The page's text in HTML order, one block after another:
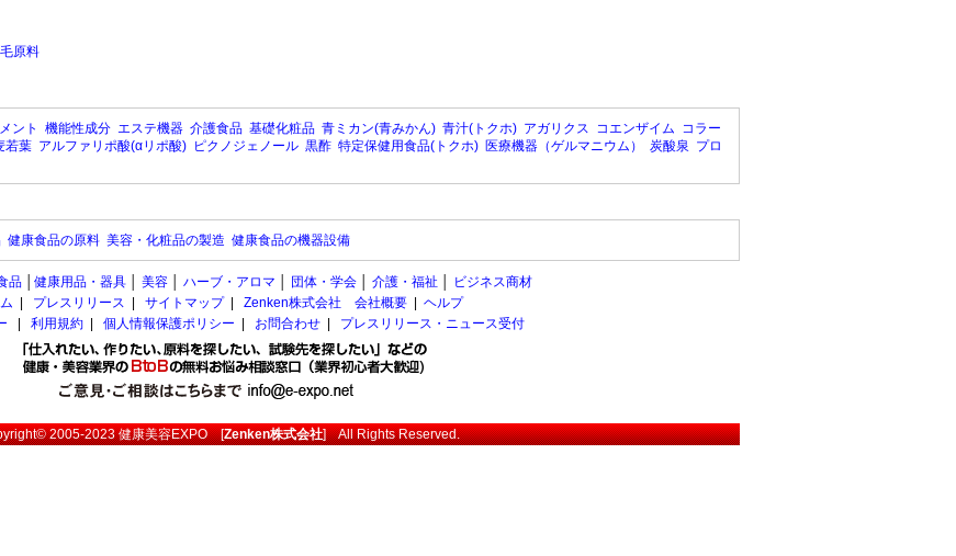
原料
ント 機能性成分 エステ機器 介護食品 基礎化粧品 青ミカン(青みかん) 青汁(トクホ) アガリクス コエンザイム コラー
若葉 アルファリポ酸(αリポ酸) ピクノジェノール 黒酢 特定保健用食品(トクホ) 医療機器（ゲルマニウム） 炭酸泉 プロ
健康食品の原料 美容・化粧品の製造 健康食品の機器設備
品 健康用品・器具 美容 ハーブ・アロマ 団体・学会 介護・福祉
ビジネス商材
プレスリリース サイトマップ| Zenken株式会社 会社概要
ヘルプ
利用規約 個人情報保護ポリシー お問合わせ プレスリリース・ニュース受付
2005-2023健康美容EXPO[Zenken株式会社] All Rights Reserved.